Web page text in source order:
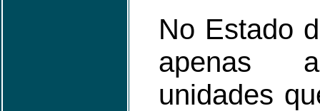
No Estado
apenas
unidades